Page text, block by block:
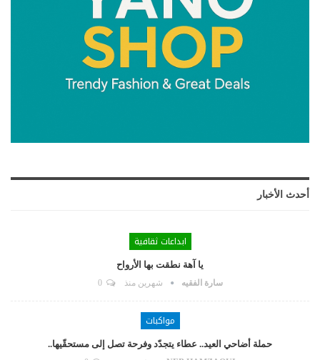
أحدث الأخبار
ابداعات ثقافية
يا آهة نطقت بها الأرواح
سارة الفقيه شهرين منذ 0
مواكبات
حملة أضاحي العيد.. عطاء يتجدّد وفرحة تصل إلى مستحقّيها..